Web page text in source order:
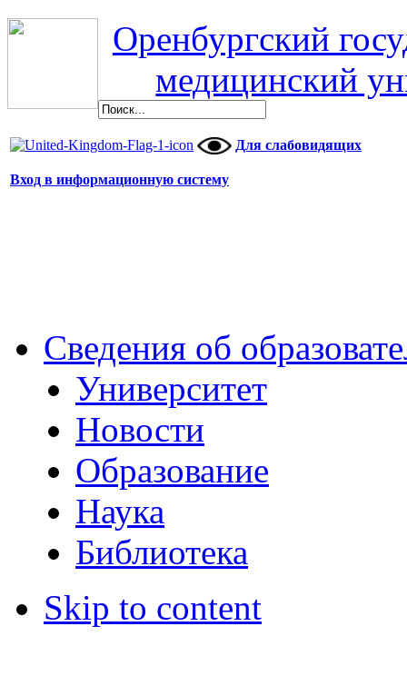
Оренбургский
медицинский
Для слабовидящих
Вход в информационную систему
Сведения об
Университет
Новости
Образование
Наука
Библиотека
Skip to content